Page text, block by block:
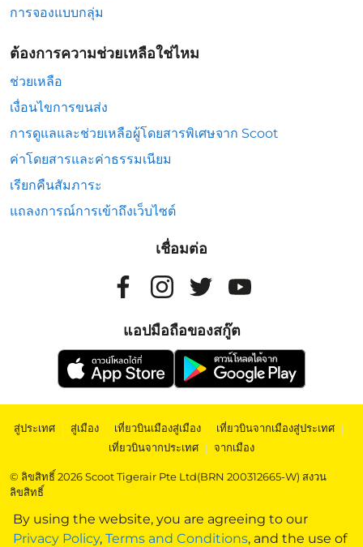
By using the website, you are agreeing to our
Privacy Policy, Terms and Conditions, and the use of
การจองแบบกลุ่ม
ต้องการความช่วยเหลือใช่ไหม
ช่วยเหลือ
เงื่อนไขการขนส่ง
การดูแลและช่วยเหลือผู้โดยสารพิเศษจาก Scoot
ค่าโดยสารและค่าธรรมเนียม
เรียกคืนสัมภาระ
แถลงการณ์การเข้าถึงเว็บไซต์
เชื่อมต่อ
แอปมือถือของสกู๊ต
สู่ประเทศ | สู่เมือง | เที่ยวบินเมืองสู่เมือง | เที่ยวบินจากเมืองสู่ประเทศ |
เที่ยวบินจากประเทศ | จากเมือง
© ลิขสิทธิ์ 2026 Scoot Tigerair Pte Ltd(BRN 200312665-W) สงวน
ลิขสิทธิ์